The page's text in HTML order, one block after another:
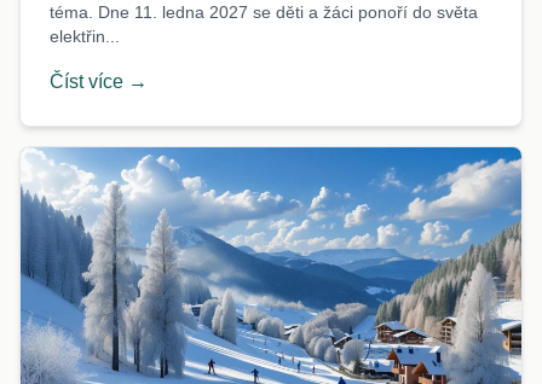
téma. Dne 11. ledna 2027 se děti a žáci ponoří do světa
elektřin...
Číst více →